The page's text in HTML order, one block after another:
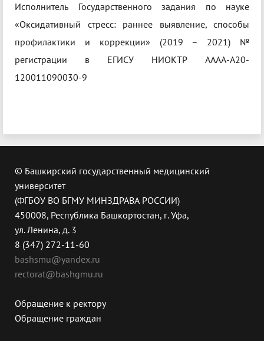
Исполнитель Государственного задания по науке
«Оксидативный стресс: раннее выявление, способы
профилактики и коррекции» (2019 – 2021) №
регистрации в ЕГИСУ НИОКТР АААА-А20-
120011090030-9
© Башкирский государственный медицинский
университет
(ФГБОУ ВО БГМУ МИНЗДРАВА РОССИИ)
450008, Республика Башкортостан, г. Уфа,
ул. Ленина, д. 3
8 (347) 272-11-60
bashsmu@yandex.ru
rectorat@bashgmu.ru
Обращение к ректору
Обращение граждан